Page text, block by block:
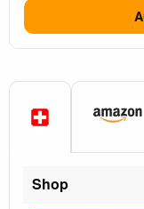
Shop